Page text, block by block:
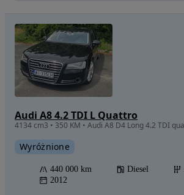
Audi A8 4.2 TDI L Quattro
Wyróżnione
440 000 km Diesel
2012